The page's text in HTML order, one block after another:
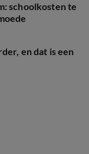
schoolkosten te
en dat is een